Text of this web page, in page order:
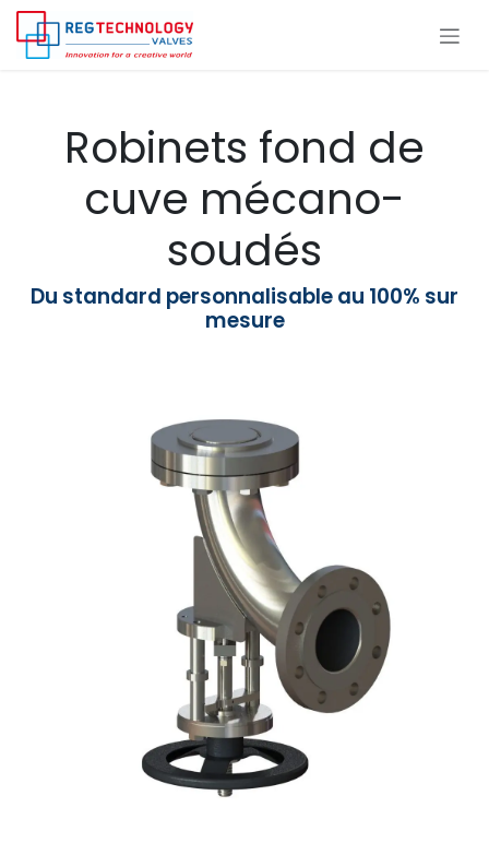
Se rendre au contenu
Robinets fond de
cuve mécano-
soudés
Du standard personnalisable au 100% sur
mesure